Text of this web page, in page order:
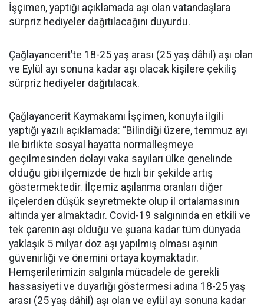
İşçimen, yaptığı açıklamada aşı olan vatandaşlara
sürpriz hediyeler dağıtılacağını duyurdu.
Çağlayancerit’te 18-25 yaş arası (25 yaş dâhil) aşı olan
ve Eylül ayı sonuna kadar aşı olacak kişilere çekiliş
sürpriz hediyeler dağıtılacak.
Çağlayancerit Kaymakamı İşçimen, konuyla ilgili
yaptığı yazılı açıklamada: “Bilindiği üzere, temmuz ayı
ile birlikte sosyal hayatta normalleşmeye
geçilmesinden dolayı vaka sayıları ülke genelinde
olduğu gibi ilçemizde de hızlı bir şekilde artış
göstermektedir. İlçemiz aşılanma oranları diğer
ilçelerden düşük seyretmekte olup il ortalamasının
altında yer almaktadır. Covid-19 salgınında en etkili ve
tek çarenin aşı olduğu ve şuana kadar tüm dünyada
yaklaşık 5 milyar doz aşı yapılmış olması aşının
güvenirliği ve önemini ortaya koymaktadır.
Hemşerilerimizin salgınla mücadele de gerekli
hassasiyeti ve duyarlığı göstermesi adına 18-25 yaş
arası (25 yaş dâhil) aşı olan ve eylül ayı sonuna kadar